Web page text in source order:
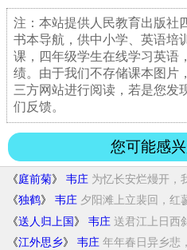
注：本站提供人民教育出版社
书本导航，供中小学、英语培
课，四年级学生在线学习英语
绩。由于我们不存储课本图片
三方网站进行阅读，若是您发
们反馈。
您可能感
《庭前菊》 韦庄 为忆长安烂熳开，
《独鹤》 韦庄 夕阳滩上立裴回，红
《送人归上国 》 韦庄 送君江上日西
《江外思乡》 韦庄 年年春日异乡悲